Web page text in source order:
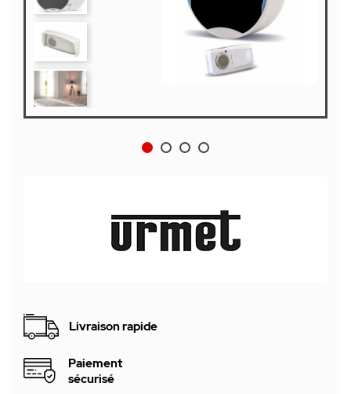
Livraison rapide
Paiement
sécurisé